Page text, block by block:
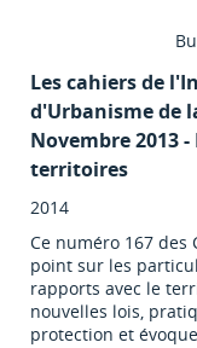
Les cahiers de
d'Urbanisme de
Novembre 2013
territoires
2014
Ce numéro 167 des
point sur les
rapports avec le
nouvelles lois,
protection et